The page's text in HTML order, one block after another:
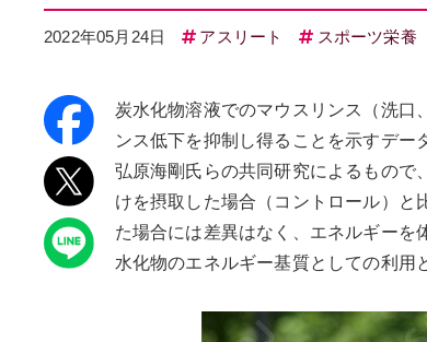
2022年05月24日 アスリート スポーツ栄養
炭水化物溶液でのマウスリンス（洗口
ンス低下を抑制し得ることを示すデ
弘原海剛氏らの共同研究によるもので
けを摂取した場合（コントロール）と
た場合には差異はなく、エネルギーを
水化物のエネルギー基質としての利用